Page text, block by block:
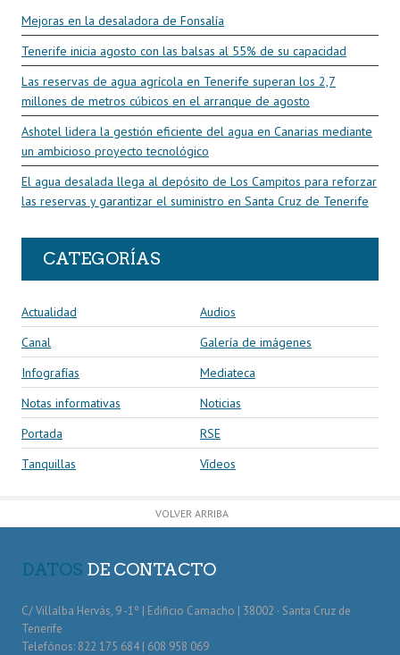
Mejoras en la desaladora de Fonsalía
Tenerife inicia agosto con las balsas al 55% de su capacidad
Las reservas de agua agrícola en Tenerife superan los 2,7
millones de metros cúbicos en el arranque de agosto
Ashotel lidera la gestión eficiente del agua en Canarias mediante
un ambicioso proyecto tecnológico
El agua desalada llega al depósito de Los Campitos para reforzar
las reservas y garantizar el suministro en Santa Cruz de Tenerife
CATEGORÍAS
Actualidad
Audios
Canal
Galería de imágenes
Infografías
Mediateca
Notas informativas
Noticias
Portada
RSE
Tanquillas
Vídeos
VOLVER ARRIBA
DATOS DE CONTACTO
C/ Villalba Hervás, 9 -1º | Edificio Camacho | 38002 · Santa Cruz de
Tenerife
Telefónos: 822 175 684 | 608 958 069